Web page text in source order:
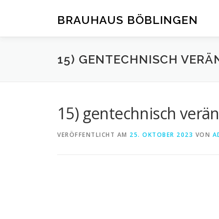
BRAUHAUS BÖBLINGEN
15) GENTECHNISCH
15) gentechnisch
VERÖFFENTLICHT AM 25. OKTOBER 2023 VON